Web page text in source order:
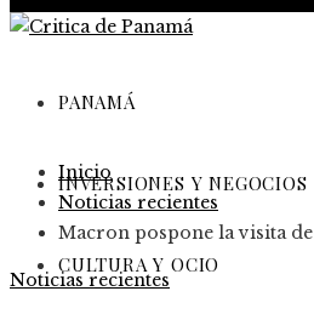
PANAMÁ
INVERSIONES Y NEGOCIOS
CULTURA Y OCIO
Inicio
Noticias recientes
Macron pospone la visita
Noticias recientes